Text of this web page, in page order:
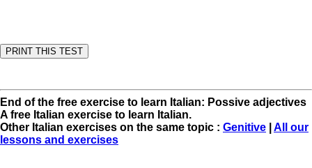
End of the free exercise to learn Italian: Possive adjectives
A free Italian exercise to learn Italian.
Other Italian exercises on the same topic : Genitive
All our
lessons and exercises